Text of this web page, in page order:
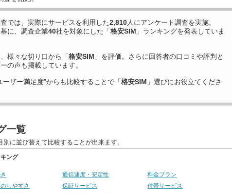
では、実際にサービスを利用した2,810人にアンケート調査を実施。
に、調査企業40社を対象にした「格安SIM 」ランキングを発表していま
様々な切り口から「格安SIM 」を評価。さらに回答者の口コミや評判と
の声も掲載しています。
ーザー満足度”からも比較することで「格安SIM 」選びにお役立てくださ
一覧
に並び替えて比較することが出来ます。
ング
通信速度・安定性
料金プラン
しやすさ
保証サービス
付帯サービス